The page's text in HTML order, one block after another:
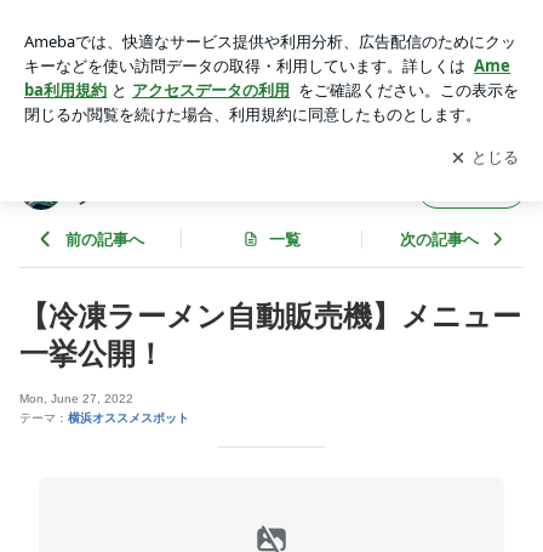
濱みなと不動産】のよこみなブログ
アプリをダウンロードして ブログの更新通知
を受け取りまし
ょう。
開く
グ
前の記事へ 一覧 次の記事へ
【冷凍ラーメン自動販売機】メニュー
一挙公開！
Mon, June 27, 2022
テーマ： 横浜オススメスポット